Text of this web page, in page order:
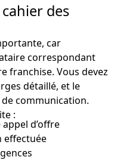
des
car
correspondant
franchise. Vous devez
détaillé, et le
communication.
:
d’offre
effectuée